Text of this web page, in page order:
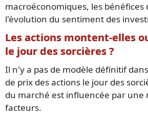
macroéconomiques, les bénéfices
l'évolution du sentiment des
Les actions montent-elles
le jour des sorcières ?
Il n'y a pas de modèle définitif
de prix des actions le jour des
du marché est influencée par une
facteurs.